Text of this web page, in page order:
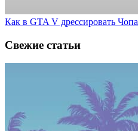
Как в GTA V дрессировать Чопа
Свежие статьи